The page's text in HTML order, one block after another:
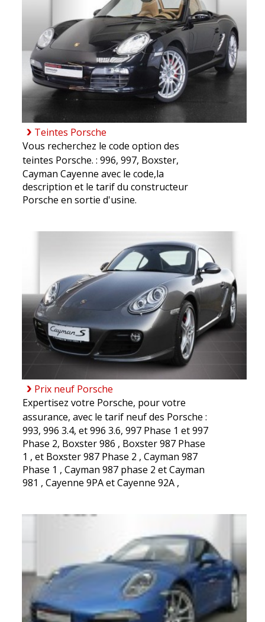
Teintes Porsche
Vous recherchez le code option des
teintes Porsche. : 996, 997, Boxster,
Cayman Cayenne avec le code,la
description et le tarif du constructeur
Porsche en sortie d'usine.
Prix neuf Porsche
Expertisez votre Porsche, pour votre
assurance, avec le tarif neuf des Porsche :
993, 996 3.4, et996 3.6, 997 Phase 1 et997
Phase 2, Boxster 986 , Boxster 987 Phase
1 , et Boxster 987 Phase 2 , Cayman 987
Phase 1 , Cayman 987 phase 2 etCayman
981 , Cayenne 9PAetCayenne 92A ,